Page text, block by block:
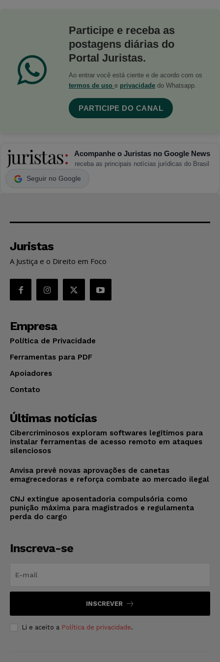
Participe e receba as
postagens diárias do
Portal Juristas.
Ao entrar você está ciente e de acordo com os
termos de uso e privacidade do Whatsapp.
PARTICIPE DO CANAL
Acompanhe o Juristas no Google News
receba as principais notícias jurídicas do Brasil
Seguir no Google
Juristas
A Justiça e o Direito em Foco
Empresa
Política de Privacidade
Ferramentas para PDF
Apoiadores
Contato
Últimas notícias
Cibercriminosos exploram softwares legítimos para
instalar ferramentas de acesso remoto em ataques
silenciosos
Anvisa prevê novas aprovações de canetas
emagrecedoras e reforça combate ao mercado ilegal
CNJ extingue aposentadoria compulsória como
punição máxima para magistrados e regulamenta
perda do cargo
Inscreva-se
INSCREVER
Li e aceito a Política de privacidade.